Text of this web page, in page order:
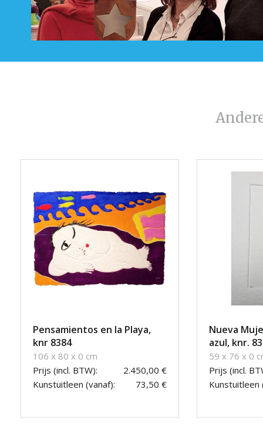
Pensamientos en la Playa,
knr 8384
106 x 80 x 0 cm
Prijs (incl. BTW):
2.450,00 €
Kunstuitleen (vanaf):
73,50 €
Nueva
azul, knr.
59 x 76 x 0
Prijs (incl.
Kunstuitleen